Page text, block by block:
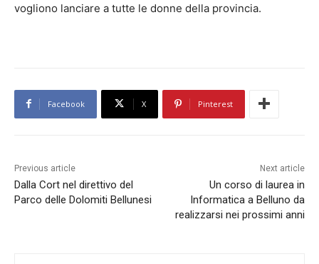
vogliono lanciare a tutte le donne della provincia.
Facebook X Pinterest
Previous article
Dalla Cort nel direttivo del
Parco delle Dolomiti Bellunesi
Next article
Un corso di laurea in
Informatica a Belluno da
realizzarsi nei prossimi anni